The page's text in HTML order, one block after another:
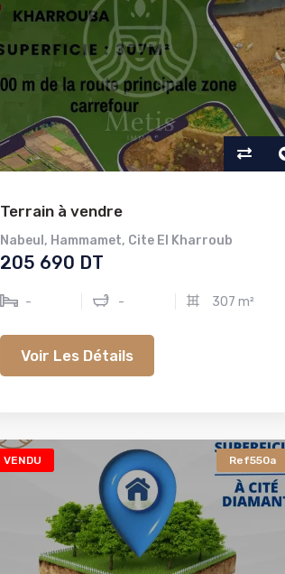
Terrain à vendre
Nabeul , Hammamet, Cite El Kharroub
205 690 DT
- - 307 m²
Voir Les Détails
VENDU Ref550a